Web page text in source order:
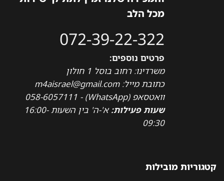
מכל הלב
072-39-22-322
פרטים נוספים:
משרדינו: רחוב בוסל 1 חולון
כתובת מייל: m4aisrael@gmail.com
וואטסאפ (WhatsApp) - 058-6057111
שעות פעילות:
א'-ה' בין השעות 16:00-
09:30
קטגוריות מובילות